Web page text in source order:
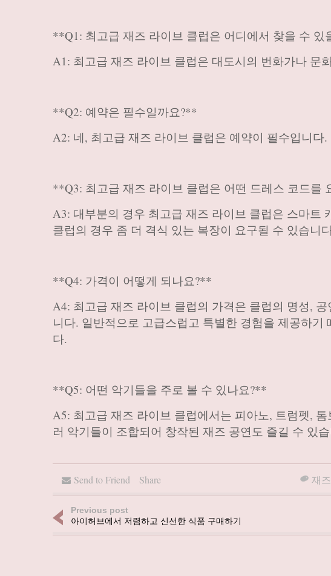
**Q1: 최고급 재즈 라이브 클럽은 어디에서 찾을 수 있
A1: 최고급 재즈 라이브 클럽은 대도시의 번화가나 문
**Q2: 예약은 필수일까요?**
A2: 네, 최고급 재즈 라이브 클럽은 예약이 필수입니
**Q3: 최고급 재즈 라이브 클럽은 어떤 드레스 코드를
A3: 대부분의 경우 최고급 재즈 라이브 클럽은 스마트
클럽의 경우 좀 더 격식 있는 복장이 요구될 수 있습니
**Q4: 가격이 어떻게 되나요?**
A4: 최고급 재즈 라이브 클럽의 가격은 클럽의 명성,
니다. 일반적으로 고급스럽고 특별한 경험을 제공하
다.
**Q5: 어떤 악기들을 주로 볼 수 있나요?**
A5: 최고급 재즈 라이브 클럽에서는 피아노, 트럼펫,
러 악기들이 조합되어 창작된 재즈 공연도 즐길 수 있
Send to Friend Share 재
Previous post
아이허브에서 저렴하고 신선한 식품 구매하기